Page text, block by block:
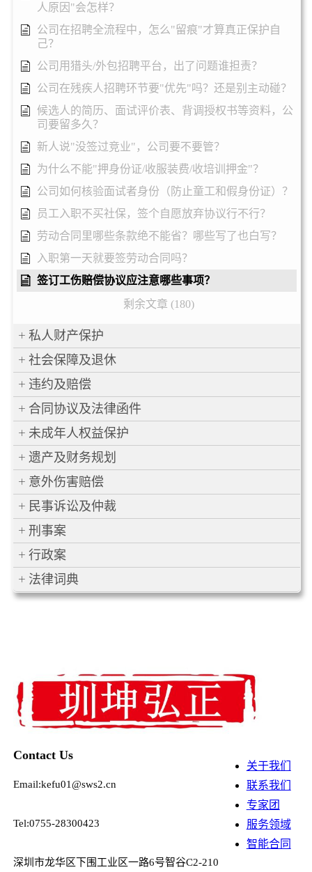
人原因"会怎样？
公司在招聘全流程中，怎么"留痕"才算真正保护自
己？
公司用猎头/外包招聘平台，出了问题谁担责？
公司在残疾人招聘环节要"优先"吗？还是别主动碰？
候选人的简历、面试评价表、背调授权书等资料，公
司要留多久？
新人说"没签过竞业"，公司要不要管？
为什么不能"押身份证/收服装费/收培训押金"？
公司如何核验面试者身份（防止童工和假身份证）？
员工入职不买社保，签个自愿放弃协议行不行？
劳动合同里哪些条款绝不能省？哪些写了也白写？
入职第一天就要签劳动合同吗？
签订工伤赔偿协议应注意哪些事项？
剩余文章 (180)
私人财产保护
社会保障及退休
违约及赔偿
合同协议及法律函件
未成年人权益保护
遗产及财务规划
意外伤害赔偿
民事诉讼及仲裁
刑事案
行政案
法律词典
Contact Us
Email:kefu01@sws2.cn
Tel:0755-28300423
深圳市龙华区下围工业区一路6号智谷C2-210
关于我们
联系我们
专家团
服务领域
智能合同